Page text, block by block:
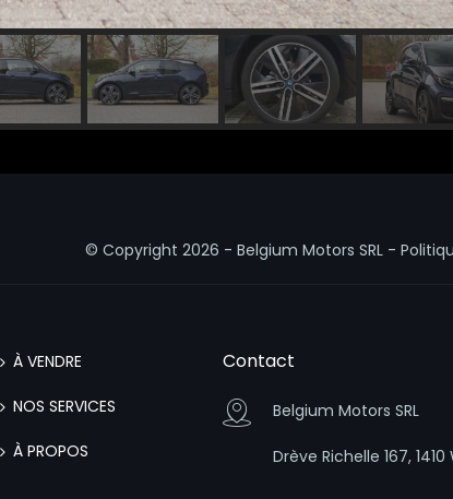
© Copyright 2026 - Belgium Motors SRL -
À VENDRE
NOS SERVICES
À PROPOS
Contact
Belgium Motors SRL
Drève Richelle 167,